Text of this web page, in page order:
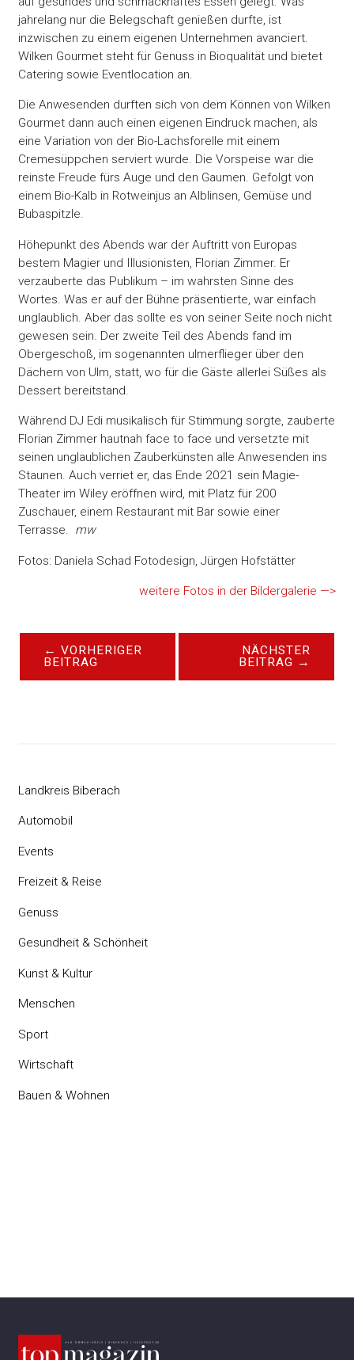
jahrelang nur die Belegschaft genießen durfte, ist
inzwischen zu einem eigenen Unternehmen avanciert.
Wilken Gourmet steht für Genuss in Bioqualität und bietet
Catering sowie Eventlocation an.
Die Anwesenden durften sich von dem Können von Wilken
Gourmet dann auch einen eigenen Eindruck machen, als
eine Variation von der Bio-Lachsforelle mit einem
Cremesüppchen serviert wurde. Die Vorspeise war die
reinste Freude fürs Auge und den Gaumen. Gefolgt von
einem Bio-Kalb in Rotweinjus an Alblinsen, Gemüse und
Bubaspitzle.
Höhepunkt des Abends war der Auftritt von Europas
bestem Magier und Illusionisten, Florian Zimmer. Er
verzauberte das Publikum – im wahrsten Sinne des
Wortes. Was er auf der Bühne präsentierte, war einfach
unglaublich. Aber das sollte es von seiner Seite noch nicht
gewesen sein. Der zweite Teil des Abends fand im
Obergeschoß, im sogenannten ulmerflieger über den
Dächern von Ulm, statt, wo für die Gäste allerlei Süßes als
Dessert bereitstand.
Während DJ Edi musikalisch für Stimmung sorgte, zauberte
Florian Zimmer hautnah face to face und versetzte mit
seinen unglaublichen Zauberkünsten alle Anwesenden ins
Staunen. Auch verriet er, das Ende 2021 sein Magie-
Theater im Wiley eröffnen wird, mit Platz für 200
Zuschauer, einem Restaurant mit Bar sowie einer
Terrasse. mw
Fotos: Daniela Schad Fotodesign, Jürgen Hofstätter
weitere Fotos in der Bildergalerie —>
← VORHERIGER
BEITRAG
NÄCHSTER
BEITRAG →
Landkreis Biberach
Automobil
Events
Freizeit & Reise
Genuss
Gesundheit & Schönheit
Kunst & Kultur
Menschen
Sport
Wirtschaft
Bauen & Wohnen